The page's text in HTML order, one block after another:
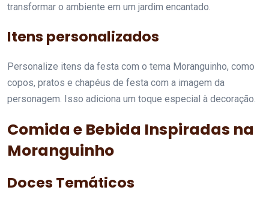
transformar o ambiente em um jardim encantado.
Itens personalizados
Personalize itens da festa com o tema Moranguinho, como
copos, pratos e chapéus de festa com a imagem da
personagem. Isso adiciona um toque especial à decoração.
Comida e Bebida Inspiradas na
Moranguinho
Doces Temáticos